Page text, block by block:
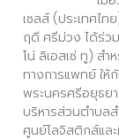
เซลส์ (ประเทศไ
ฤดี ศรีม่วง ได้ร่ว
โน่ ลิเอสเซ่ ทู) ส
ทางการแพทย์ ให้
พระนครศรีอยุธย
บริหารส่วนตำบล
ศูนย์โลจิสติกส์แล